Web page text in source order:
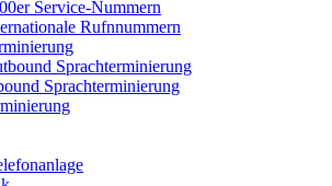
Service-Nummern
Rufnnummern
Sprachterminierung
Sprachterminierung